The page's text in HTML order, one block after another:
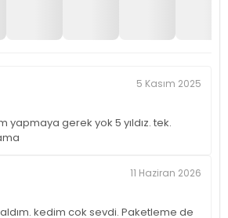
5 Kasım 2025
yapmaya gerek yok 5 yıldız. tek.
11 Haziran 2026
kedim cok sevdi. Paketleme de